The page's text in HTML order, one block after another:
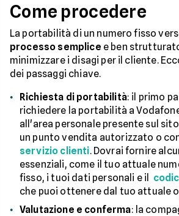
Come procedere
La portabilità di un numero fisso
processo semplice e ben
minimizzare i disagi per il cliente.
dei passaggi chiave.
Richiesta di portabilità: il primo
richiedere la portabilità a
all'area personale presente sul
un punto vendita autorizzato o
servizio clienti. Dovrai fornire
essenziali, come il tuo attuale
fisso, i tuoi dati personali e il
che puoi ottenere dal tuo attuale
Valutazione e conferma: la